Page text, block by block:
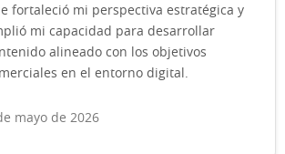
fortaleció mi perspectiva estratégica y
mi capacidad para desarrollar
alineado con los objetivos
en el entorno digital.
mayo de 2026